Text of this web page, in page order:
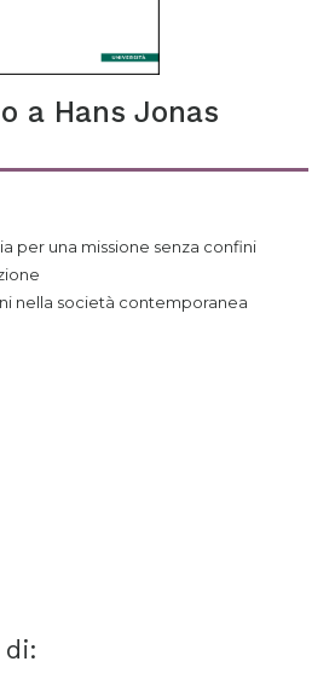
a Hans Jonas
per una missione senza confini
nella società contemporanea